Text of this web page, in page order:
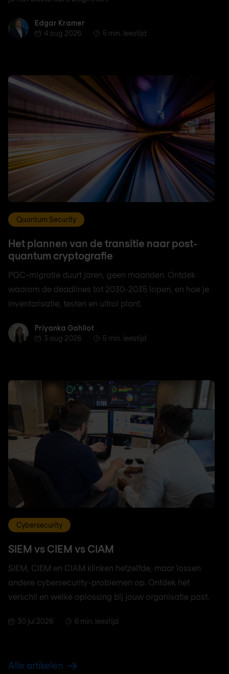
Edgar KramerEdgar Kramer
4 aug 2026
5 min. leestijd
Quantum Security
Het plannen van de transitie naar post-
quantum cryptografie
PQC-migratie duurt jaren, geen maanden. Ontdek
waarom de deadlines tot 2030-2035 lopen, en hoe je
inventarisatie, testen en uitrol plant.
Priyanka Gahilot
Priyanka Gahilot
3 aug 2026
5 min. leestijd
Cybersecurity
SIEM vs CIEM vs CIAM
SIEM, CIEM en CIAM klinken hetzelfde, maar lossen
andere cybersecurity-problemen op. Ontdek het
verschil en welke oplossing bij jouw organisatie past.
30 jul 2026 6 min. leestijd
Alle artikelen